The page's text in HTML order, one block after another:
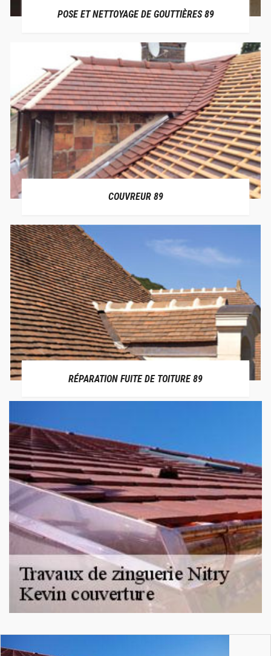
POSE ET NETTOYAGE DE GOUTTIÈRES 89
COUVREUR 89
RÉPARATION FUITE DE TOITURE 89